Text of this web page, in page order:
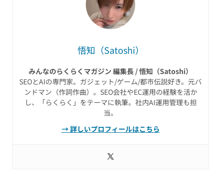
悟知（Satoshi）
みんなのらくらくマガジン 編集長 / 悟知（Satoshi）
SEOとAIの専門家。ガジェット/ゲーム/都市伝説好き。元バ
ンドマン（作詞作曲）。SEO会社やEC運用の経験を活か
し、「らくらく」をテーマに執筆。社内AI運用管理も担
当。
→ 詳しいプロフィールはこちら